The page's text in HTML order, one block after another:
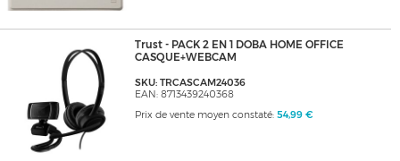
Trust - PACK 2 EN 1 DOBA HOME OFFICE
CASQUE+WEBCAM
SKU: TRCASCAM24036
EAN: 8713439240368
Prix de vente moyen constaté: 54,99 €